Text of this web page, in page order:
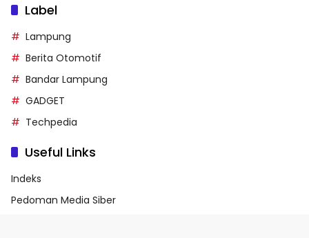
Label
Lampung
Berita Otomotif
Bandar Lampung
GADGET
Techpedia
Useful Links
Indeks
Pedoman Media Siber